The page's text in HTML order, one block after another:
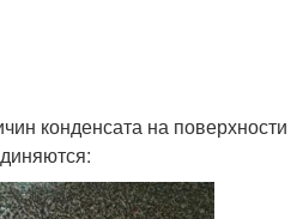
конденсата на поверхности